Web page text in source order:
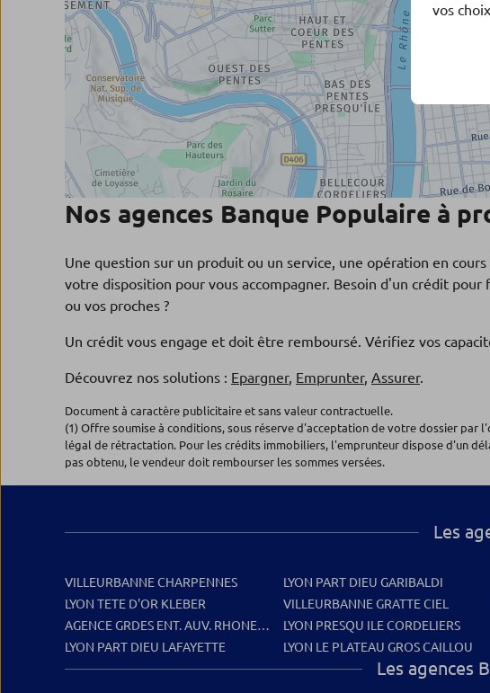
Nos agences Banque Populaire à
Une question sur un produit ou un service, une opération en cours
votre disposition pour vous accompagner. Besoin d'un crédit
ou vos proches ?
Un crédit vous engage et doit être remboursé. Vérifiez vos
Découvrez nos solutions : Epargner, Emprunter, Assurer.
Document à caractère publicitaire et sans valeur contractuelle.
(1) Offre soumise à conditions, sous réserve d'acceptation de votre dossier
légal de rétractation. Pour les crédits immobiliers, l'emprunteur dispose d'un
pas obtenu, le vendeur doit rembourser les sommes versées.
Les
VILLEURBANNE CHARPENNES
LYON TETE D'OR KLEBER
AGENCE GRDES ENT. AUV. RHONE ET LOIRE
LYON PART DIEU LAFAYETTE
LYON PART DIEU GARIBALDI
VILLEURBANNE GRATTE CIEL
LYON PRESQU ILE CORDELIERS
LYON LE PLATEAU GROS CAILLOU
Les agences
vos